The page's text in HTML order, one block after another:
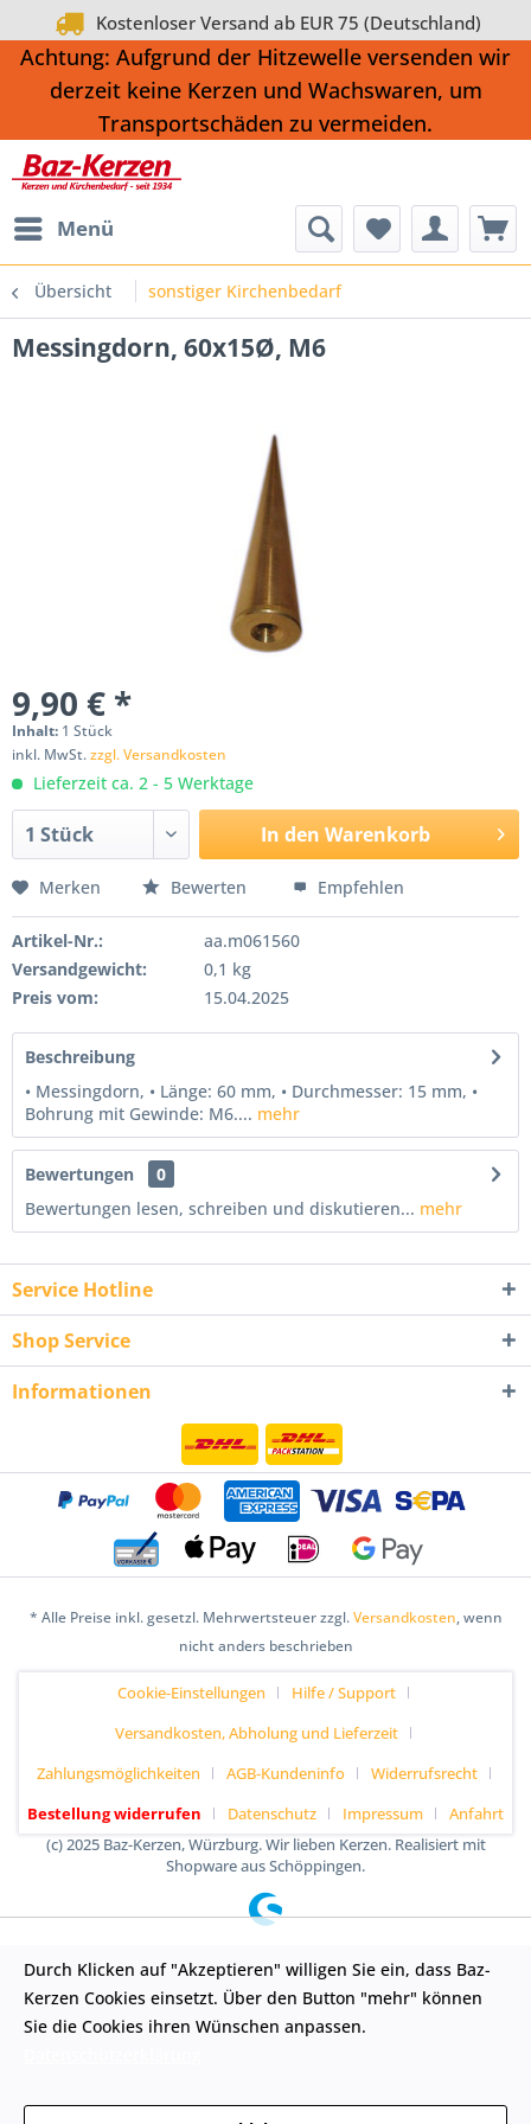
Kostenloser Versand ab EUR 75 (Deutschland)
Achtung: Aufgrund der Hitzewelle versenden wir
derzeit keine Kerzen und Wachswaren, um
Transportschäden zu vermeiden.
Menü
Übersicht sonstiger Kirchenbedarf
Messingdorn, 60x15Ø, M6
9,90 € *
Inhalt: 1 Stück
inkl. MwSt.zzgl. Versandkosten
Lieferzeit ca. 2 - 5 Werktage
In den Warenkorb
Merken Bewerten Empfehlen
Artikel-Nr.:
aa.m061560
Versandgewicht:
0,1 kg
Preis vom:
15.04.2025
Beschreibung
• Messingdorn, • Länge: 60 mm, • Durchmesser: 15 mm, •
Bohrung mit Gewinde: M6.... mehr
Bewertungen
0
Bewertungen lesen, schreiben und diskutieren... mehr
Service Hotline
Shop Service
Informationen
* Alle Preise inkl. gesetzl. Mehrwertsteuer zzgl.Versandkosten, wenn
nicht anders beschrieben
Cookie-Einstellungen
Hilfe / Support
Versandkosten, Abholung und Lieferzeit
Zahlungsmöglichkeiten
AGB-Kundeninfo
Widerrufsrecht
Bestellung widerrufen
Datenschutz Impressum
Anfahrt
(c) 2025 Baz-Kerzen, Würzburg. Wir lieben Kerzen. Realisiert mit
Shopware aus Schöppingen.
Durch Klicken auf "Akzeptieren" willigen Sie ein, dass Baz-
Kerzen Cookies einsetzt. Über den Button "mehr" können
Sie die Cookies ihren Wünschen anpassen.